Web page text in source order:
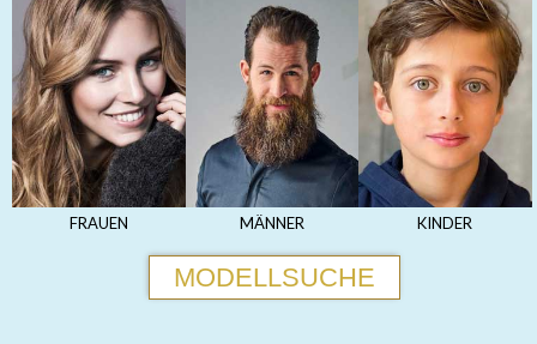
FRAUEN MÄNNER KINDER
MODELLSUCHE